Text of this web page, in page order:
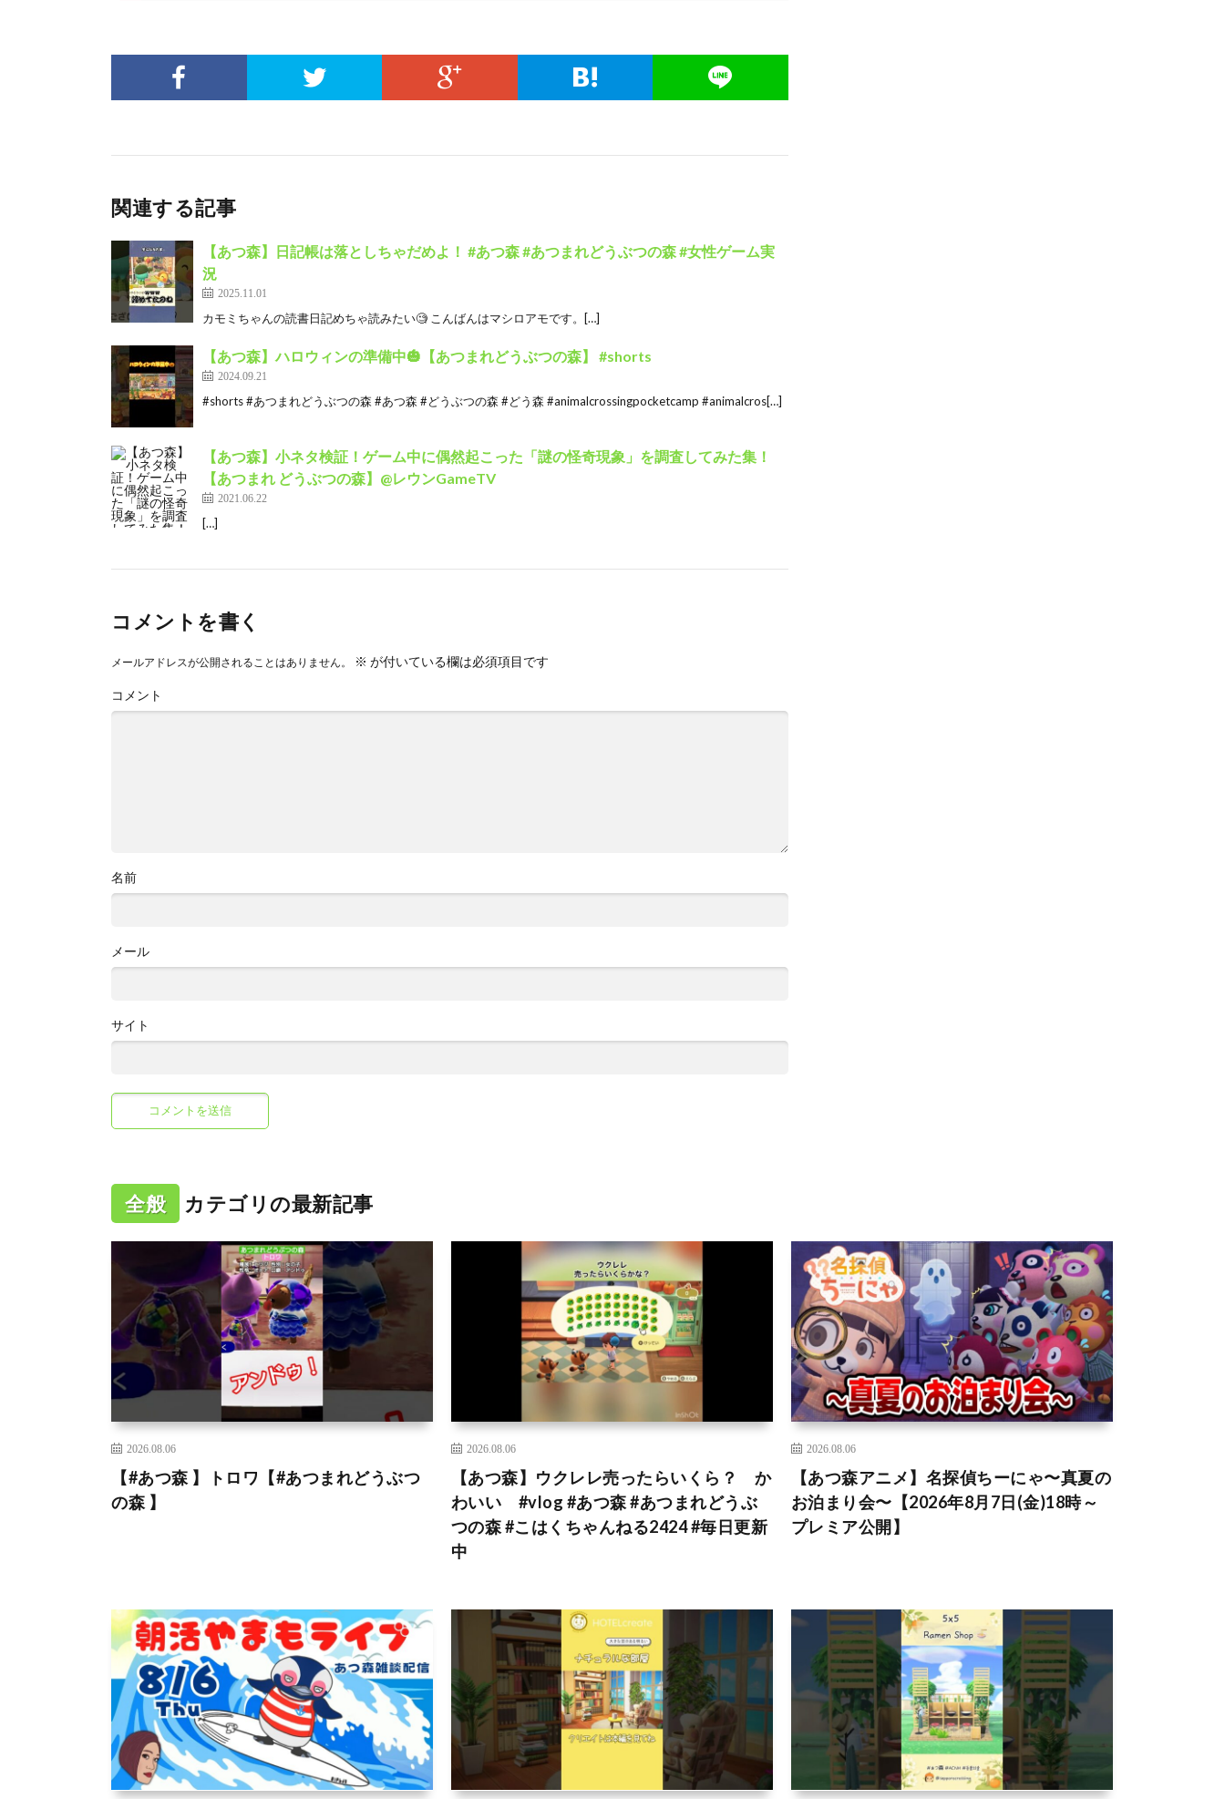
関連する記事
【あつ森】日記帳は落としちゃだめよ！ #あつ森 #あつまれどうぶつの森 #女性ゲーム実
況
2025.11.01
カモミちゃんの読書日記めちゃ読みたい🧐 こんばんはマシロアモです。[…]
【あつ森】ハロウィンの準備中🎃【あつまれどうぶつの森】 #shorts
2024.09.21
#shorts #あつまれどうぶつの森 #あつ森 #どうぶつの森 #どう森 #animalcrossingpocketcamp #animalcros[…]
【あつ森】小ネタ検証！ゲーム中に偶然起こった「謎の怪奇現象」を調査してみた集！
【あつまれ どうぶつの森】@レウンGameTV
2021.06.22
[…]
コメントを書く
メールアドレスが公開されることはありません。 ※ が付いている欄は必須項目です
コメント
名前
メール
サイト
全般 カテゴリの最新記事
2026.08.06
【#あつ森 】トロワ【#あつまれどうぶつ
の森 】
2026.08.06
【あつ森】ウクレレ売ったらいくら？ か
わいい #vlog #あつ森 #あつまれどうぶ
つの森 #こはくちゃんねる2424 #毎日更新
中
2026.08.06
【あつ森アニメ】名探偵ちーにゃ〜真夏の
お泊まり会〜【2026年8月7日(金)18時～
プレミア公開】